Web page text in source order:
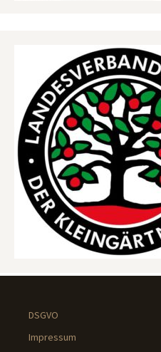
DSGVO
Impressum